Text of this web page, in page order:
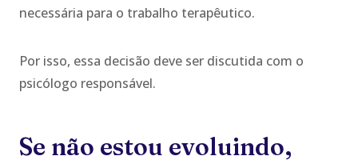
necessária para o trabalho terapêutico.
Por isso, essa decisão deve ser discutida com o
psicólogo responsável.
Se não estou evoluindo,